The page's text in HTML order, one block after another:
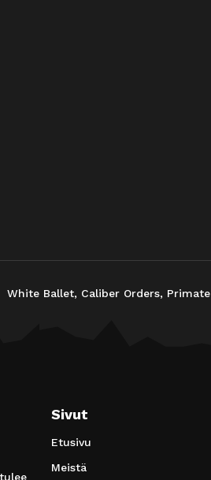
White Ballet, Caliber Orders, Primate
Sivut
Etusivu
Meistä